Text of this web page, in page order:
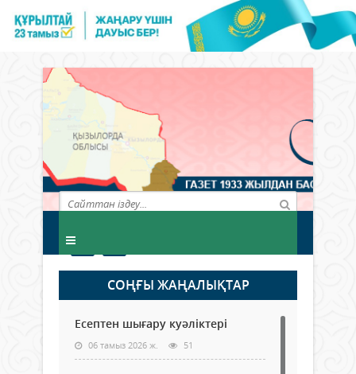
СОҢҒЫ ЖАҢАЛЫҚТАР
Есептен шығару куәліктері
06 тамыз 2026 ж. 51